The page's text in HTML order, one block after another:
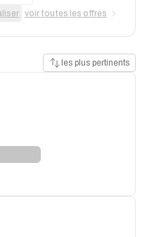
voir toutes les offres
les plus pertinents